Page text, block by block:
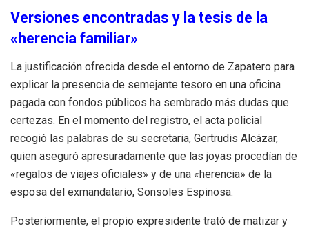
Versiones encontradas y la tesis de la
«herencia familiar»
La justificación ofrecida desde el entorno de Zapatero para
explicar la presencia de semejante tesoro en una oficina
pagada con fondos públicos ha sembrado más dudas que
certezas. En el momento del registro, el acta policial
recogió las palabras de su secretaria, Gertrudis Alcázar,
quien aseguró apresuradamente que las joyas procedían de
«regalos de viajes oficiales» y de una «herencia» de la
esposa del exmandatario, Sonsoles Espinosa.
Posteriormente, el propio expresidente trató de matizar y